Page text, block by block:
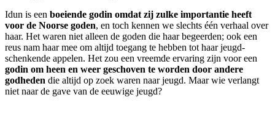
Idun is een boeiende godin omdat zij zulke importantie heeft
voor de Noorse goden, en toch kennen we slechts één verhaal over
haar. Het waren niet alleen de goden die haar begeerden; ook een
reus nam haar mee om altijd toegang te hebben tot haar jeugd-
schenkende appelen. Het zou een vreemde ervaring zijn voor een
godin om heen en weer geschoven te worden door andere
godheden die altijd op zoek waren naar jeugd. Maar wie verlangt
niet naar de gave van de eeuwige jeugd?